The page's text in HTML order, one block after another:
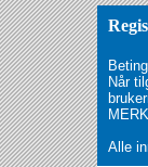
Når
Alle